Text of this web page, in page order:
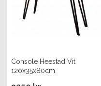
Console Heestad Vit
120x35x80cm